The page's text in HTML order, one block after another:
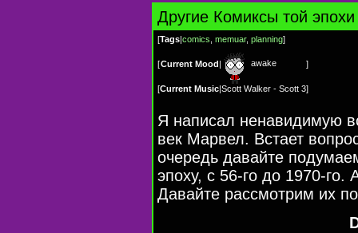
Другие Комиксы той эпохи
[Tags|comics memuar, planning]
[Current Mood| awake ]
[Current Music|Scott Walker - Scott 3]
Я написал ненавидимую
век Марвел. Встает
очередь давайте
эпоху, с 56-го до 1970-
Давайте рассмотрим их